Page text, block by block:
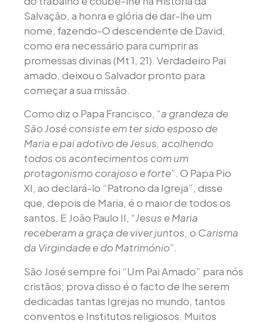
Salvação, a honra e glória de dar-lhe um
nome, fazendo-O descendente de David,
como era necessário para cumprir as
promessas divinas (Mt 1, 21). Verdadeiro Pai
amado, deixou o Salvador pronto para
começar a sua missão.
Como diz o Papa Francisco, “a grandeza de
São José consiste em ter sido esposo de
Maria e pai adotivo de Jesus, acolhendo
todos os acontecimentos com um
protagonismo corajoso e forte”. O Papa Pio
XI, ao declará-lo “Patrono da Igreja”, disse
que, depois de Maria, é o maior de todos os
santos. E João Paulo II, “Jesus e Maria
receberam a graça de viver juntos, o Carisma
da Virgindade e do Matrimónio”.
São José sempre foi “Um Pai Amado” para nós
cristãos; prova disso é o facto de lhe serem
dedicadas tantas Igrejas no mundo, tantos
conventos e Institutos religiosos. Muitos